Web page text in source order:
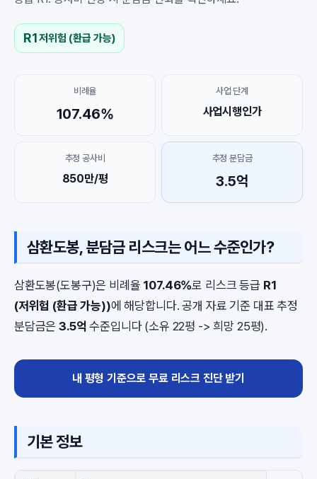
R1저위험 (환급 가능)
비례율
107.46%
사업 단계
사업시행인가
추정 공사비
850만/평
추정 분담금
3.5억
삼환도봉, 분담금 리스크는 어느 수준인가?
삼환도봉(도봉구)은 비례율 107.46%로 리스크 등급 R1
(저위험 (환급 가능))에 해당합니다. 공개 자료 기준 대표 추정
분담금은3.5억 수준입니다 (소유 22평 -> 희망 25평).
내 평형 기준으로 무료 리스크 진단 받기
기본 정보